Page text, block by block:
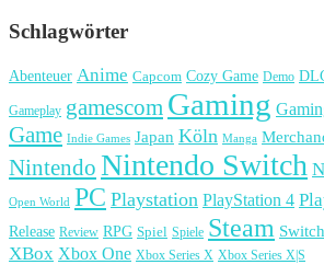
Schlagwörter
Abenteuer Anime Capcom Cozy Game Demo
Gameplay gamescom Gaming
Game Indie Games Japan Köln Manga
Nintendo Nintendo Switch
Open World PC Playstation PlayStation 4
Release Review RPG Spiel Spiele Steam Switch
XBox Xbox One Xbox Series X Xbox Series X|S